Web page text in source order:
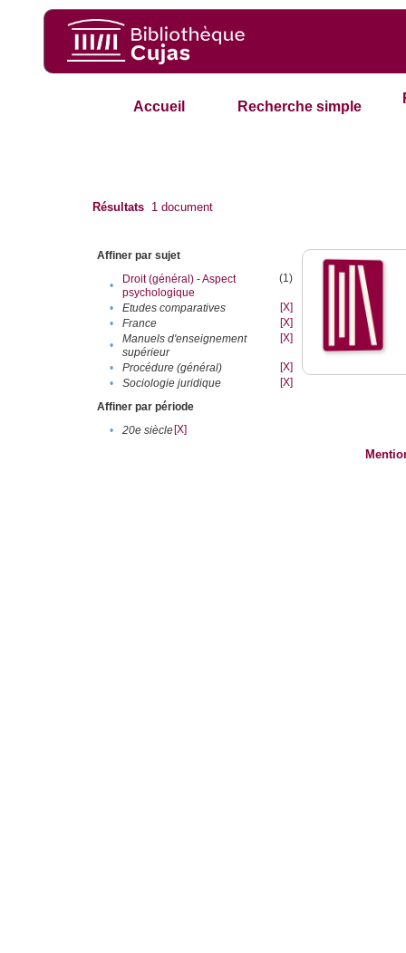
Accueil Recherche simple
Résultats 1 document
Affiner par sujet
•
Droit (général) - Aspect
psychologique
(1)
• Etudes comparatives
[X]
•
France
[X]
•
Manuels d'enseignement
supérieur
[X]
• Procédure (général)
[X]
•
Sociologie juridique
[X]
Affiner par période
•
20e siècle[X]